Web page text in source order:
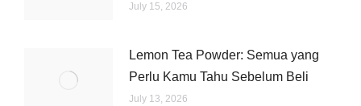
July 15, 2026
Lemon Tea Powder: Semua yang
Perlu Kamu Tahu Sebelum Beli
July 13, 2026